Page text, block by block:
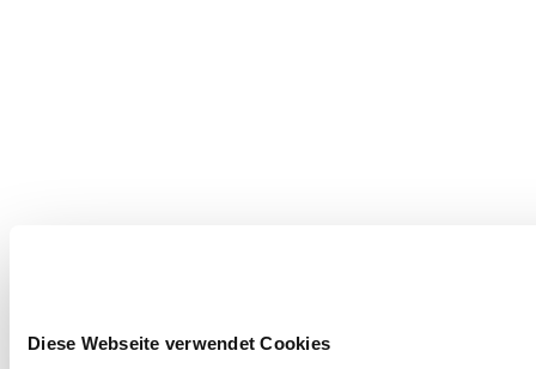
Diese Webseite verwendet Cookies